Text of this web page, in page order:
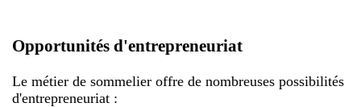
Opportunités d'entrepreneuriat
Le métier de sommelier offre de nombreuses possibilités
d'entrepreneuriat :